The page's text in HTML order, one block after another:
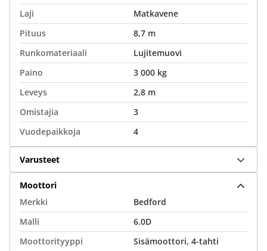
Laji
Matkavene
Pituus
8,7 m
Runkomateriaali
Lujitemuovi
Paino
3 000 kg
Leveys
2,8 m
Omistajia
3
Vuodepaikkoja
4
Varusteet
Moottori
Merkki
Bedford
Malli
6.0D
Moottorityyppi
Sisämoottori, 4-tahti